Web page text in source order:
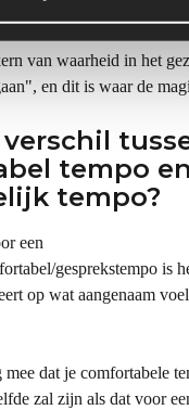
van waarheid in het
en dit is waar de
verschil
tempo
tempo?
een
gesprekstempo is
op wat aangenaam
dat je comfortabele
zal zijn als dat voor